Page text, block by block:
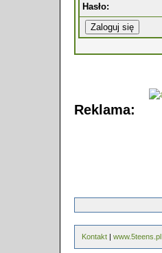
Hasło:
Reklama:
Kontakt | www.5teens.pl